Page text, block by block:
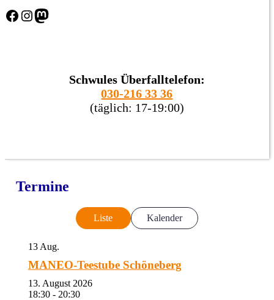
Facebook Instagram Mastodon
Schwules Überfalltelefon:
030-216 33 36
(täglich: 17-19:00)
Termine
Liste Kalender
13 Aug.
MANEO-Teestube Schöneberg
13. August 2026
18:30 - 20:30